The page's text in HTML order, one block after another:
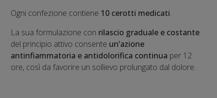
Ogni confezione contiene 10 cerotti medicati.
La sua formulazione con rilascio graduale e costante
del principio attivo consente un’azione
antinfiammatoria e antidolorifica continua per 12
ore, così da favorire un sollievo prolungato dal dolore.